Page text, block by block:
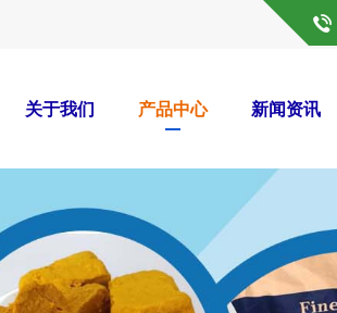
关于我们 产品中心 新闻资讯